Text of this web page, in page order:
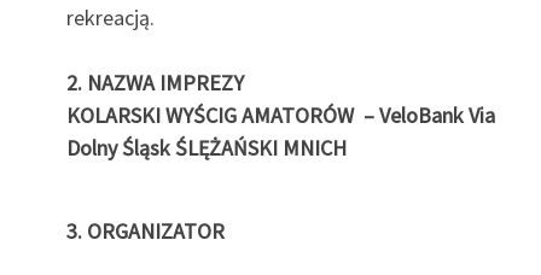
rekreacją.
2. NAZWA IMPREZY
KOLARSKIWYŚCIGAMATORÓW – VeloBank Via
Dolny Śląsk ŚLĘŻAŃSKI MNICH
3. ORGANIZATOR